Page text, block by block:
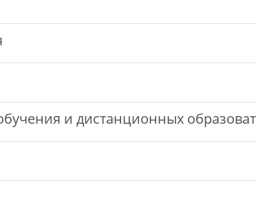
и дистанционных